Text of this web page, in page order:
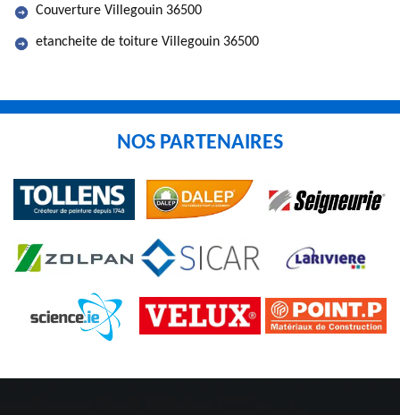
Couverture Villegouin 36500
etancheite de toiture Villegouin 36500
NOS PARTENAIRES